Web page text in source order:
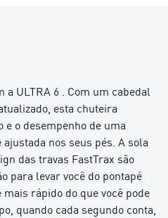
a ULTRA 6 . Com um cabedal
esta chuteira
e o desempenho de uma
nos seus pés. A sola
das travas FastTrax são
para levar você do pontapé
rápido do que você pode
quando cada segundo conta,